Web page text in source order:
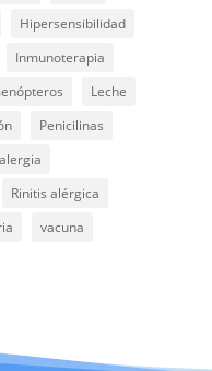
Hipersensibilidad
Inmunoterapia
Leche
Penicilinas
Rinitis alérgica
vacuna